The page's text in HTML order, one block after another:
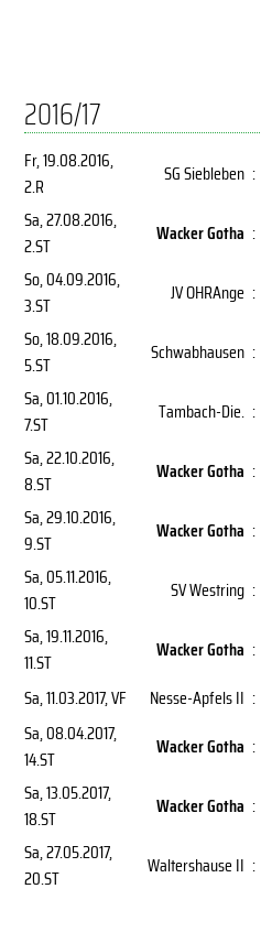
2016/17
Fr, 19.08.2016,
2.R
SG Siebleben :
Sa, 27.08.2016,
2.ST
Wacker Gotha :
So, 04.09.2016,
3.ST
JV OHRAnge :
So, 18.09.2016,
5.ST
Schwabhausen :
Sa, 01.10.2016,
7.ST
Tambach-Die. :
Sa, 22.10.2016,
8.ST
Wacker Gotha :
Sa, 29.10.2016,
9.ST
Wacker Gotha :
Sa, 05.11.2016,
10.ST
SV Westring :
Sa, 19.11.2016,
11.ST
Wacker Gotha :
Sa, 11.03.2017, VF Nesse-Apfels II :
Sa, 08.04.2017,
14.ST
Wacker Gotha :
Sa, 13.05.2017,
18.ST
Wacker Gotha :
Sa, 27.05.2017,
20.ST
Waltershause II :